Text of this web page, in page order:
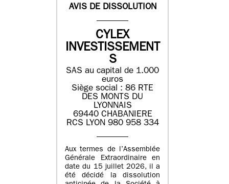
AVIS DE DISSOLUTION
CYLEX
INVESTISSEMENT
S
SAS au capital de 1.000
euros
Siège social : 86 RTE
DES MONTS DU
LYONNAIS
69440 CHABANIERE
RCS LYON 980 958 334
Aux termes de l’Assemblée
Générale Extraordinaire en
date du 15 juillet 2026, il a
été décidé la dissolution